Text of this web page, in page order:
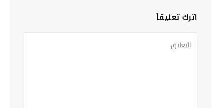
اترك تعليقاً